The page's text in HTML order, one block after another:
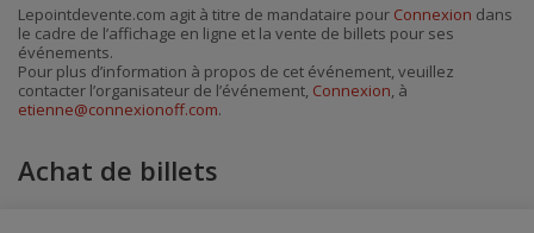
courriel
Lepointdevente.com agit à titre de mandataire pour Connexion dans
le cadre de l’affichage en ligne et la vente de billets pour ses
événements.
Pour plus d’information à propos de cet événement, veuillez
contacter l’organisateur de l’événement, Connexion, à
etienne@connexionoff.com.
Achat de billets